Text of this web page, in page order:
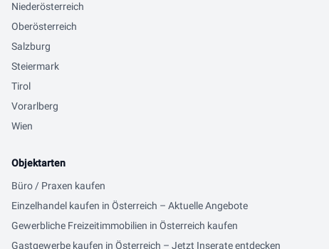
Niederösterreich
Oberösterreich
Salzburg
Steiermark
Tirol
Vorarlberg
Wien
Objektarten
Büro / Praxen kaufen
Einzelhandel kaufen in Österreich – Aktuelle Angebote
Gewerbliche Freizeitimmobilien in Österreich kaufen
Gastgewerbe kaufen in Österreich – Jetzt Inserate entdecken